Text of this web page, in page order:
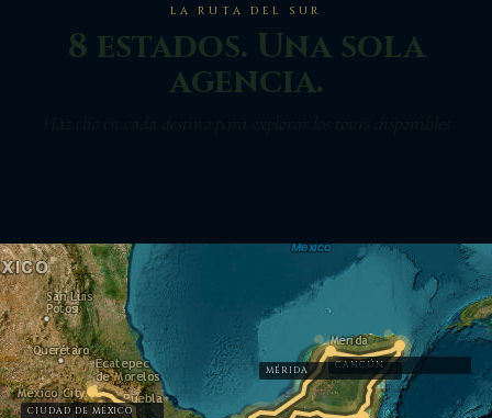
LA RUTA DEL SUR
8 estados. Una sola
agencia.
Ruta real · Carreteras de México
CDMX → Oaxaca → Chiapas → Tabasco → Yucatán → Cancún → Chetumal
3,381 km · 8 destinos · circuito completo
CIUDAD DE MÉXICO
MÉRIDA CANCÚN